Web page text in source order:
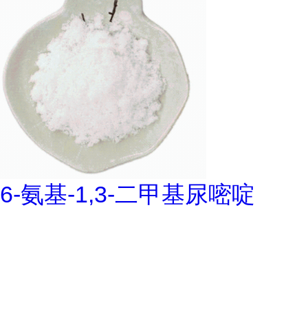
6-氨基-1,3-二甲基尿嘧啶